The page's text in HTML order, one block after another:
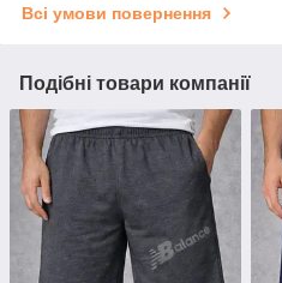
Всі умови повернення
Подібні товари компанії